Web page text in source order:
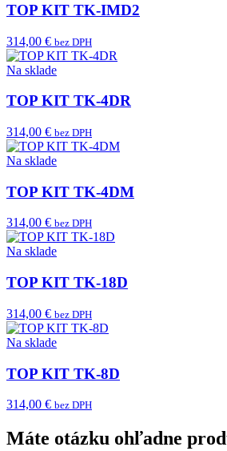
TOP KIT TK-IMD2
314,00 € bez DPH
Na sklade
TOP KIT TK-4DR
314,00 € bez DPH
Na sklade
TOP KIT TK-4DM
314,00 € bez DPH
Na sklade
TOP KIT TK-18D
314,00 € bez DPH
Na sklade
TOP KIT TK-8D
314,00 € bez DPH
Máte otázku ohľadne